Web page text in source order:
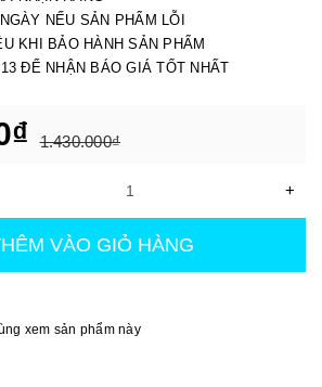
NẾU SẢN PHẨM LỖI
KHI BẢO HÀNH SẢN PHẨM
ĐỂ NHẬN BÁO GIÁ TỐT NHẤT
1.430.000₫
+
VÀO GIỎ HÀNG
xem sản phẩm này